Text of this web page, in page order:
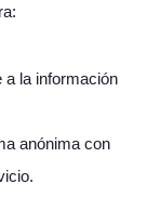
a la información
anónima con